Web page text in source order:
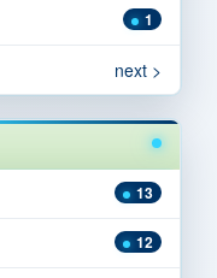
1
next >
13
12